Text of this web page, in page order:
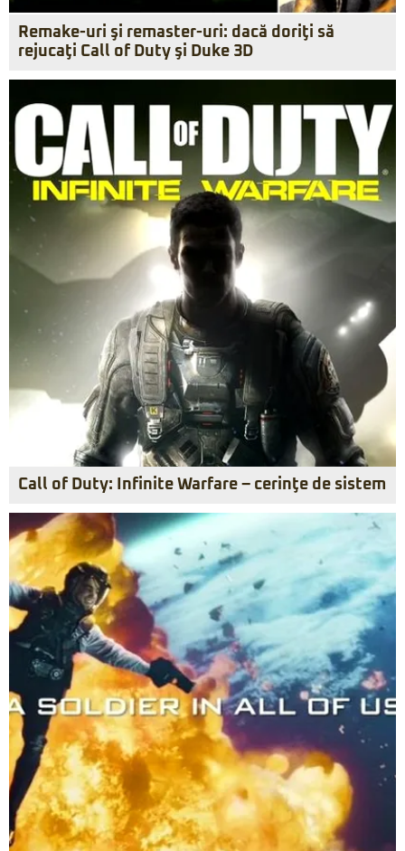
Remake-uri şi remaster-uri: dacă doriţi să
rejucaţi Call of Duty şi Duke 3D
Call of Duty: Infinite Warfare – cerinţe de sistem